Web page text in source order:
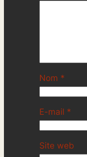
Nom *
E-mail *
Site web